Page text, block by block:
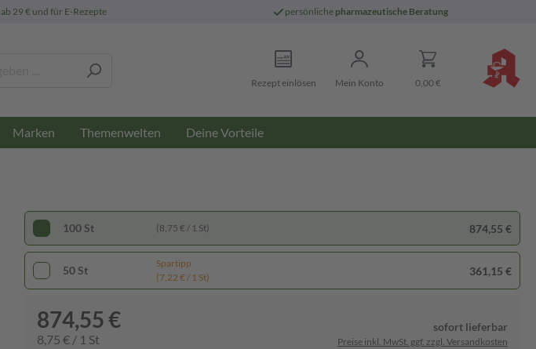
ab 29 € und für E-Rezepte persönliche pharmazeutische Beratung
Rezept einlösen Mein Konto 0,00 €
Marken Themenwelten Deine Vorteile
100 St (8,75 € / 1 St) 874,55 €
50 St
Spartipp
(7,22 € / 1 St)
361,15 €
874,55 €
8,75 € / 1 St
sofort lieferbar
Preise inkl. MwSt. ggf. zzgl. Versandkosten